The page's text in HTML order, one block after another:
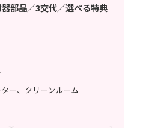
器部品／3交代／選べる特典
ー、クリーンルーム